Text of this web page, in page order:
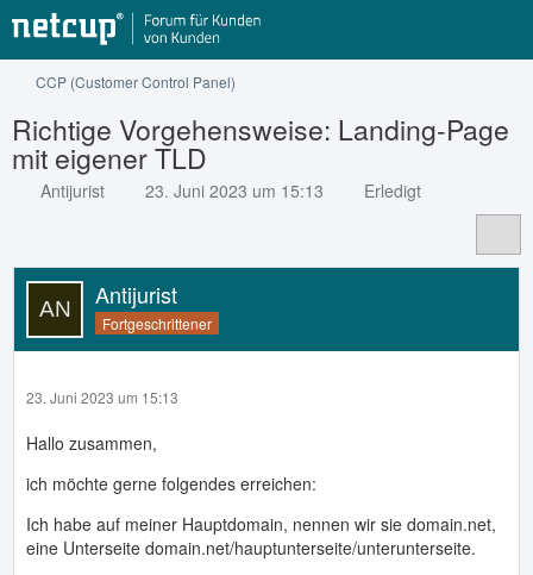
CCP (Customer Control Panel)
Richtige Vorgehensweise: Landing-Page
mit eigener TLD
Antijurist 23. Juni 2023 um 15:13 Erledigt
Antijurist
Fortgeschrittener
23. Juni 2023 um 15:13
Hallo zusammen,
ich möchte gerne folgendes erreichen:
Ich habe auf meiner Hauptdomain, nennen wir sie domain.net,
eine Unterseite domain.net/hauptunterseite/unterunterseite.